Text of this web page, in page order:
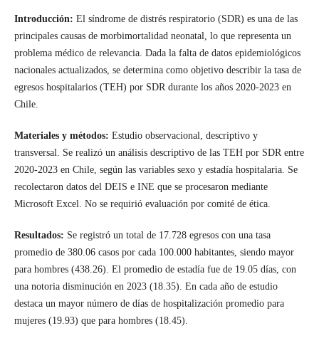
Introducción: El síndrome de distrés respiratorio (SDR) es una de las
principales causas de morbimortalidad neonatal, lo que representa un
problema médico de relevancia. Dada la falta de datos epidemiológicos
nacionales actualizados, se determina como objetivo describir la tasa de
egresos hospitalarios (TEH) por SDR durante los años 2020-2023 en
Chile.
Materiales y métodos: Estudio observacional, descriptivo y
transversal. Se realizó un análisis descriptivo de las TEH por SDR entre
2020-2023 en Chile, según las variables sexo y estadía hospitalaria. Se
recolectaron datos del DEIS e INE que se procesaron mediante
Microsoft Excel. No se requirió evaluación por comité de ética.
Resultados: Se registró un total de 17.728 egresos con una tasa
promedio de 380.06 casos por cada 100.000 habitantes, siendo mayor
para hombres (438.26). El promedio de estadía fue de 19.05 días, con
una notoria disminución en 2023 (18.35). En cada año de estudio
destaca un mayor número de días de hospitalización promedio para
mujeres (19.93) que para hombres (18.45).